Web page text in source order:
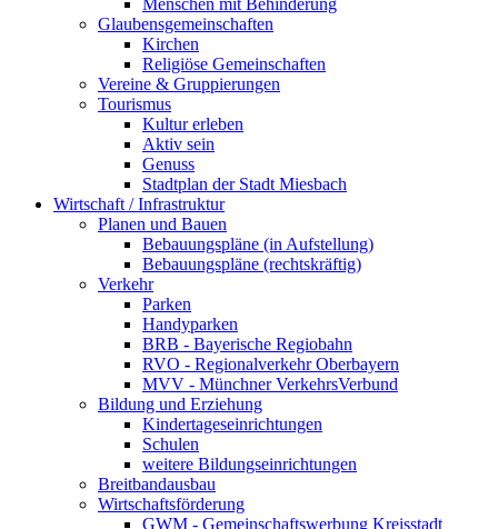
Menschen mit Behinderung
Glaubensgemeinschaften
Kirchen
Religiöse Gemeinschaften
Vereine & Gruppierungen
Tourismus
Kultur erleben
Aktiv sein
Genuss
Stadtplan der Stadt Miesbach
Wirtschaft / Infrastruktur
Planen und Bauen
Bebauungspläne (in Aufstellung)
Bebauungspläne (rechtskräftig)
Verkehr
Parken
Handyparken
BRB - Bayerische Regiobahn
RVO - Regionalverkehr Oberbayern
MVV - Münchner VerkehrsVerbund
Bildung und Erziehung
Kindertageseinrichtungen
Schulen
weitere Bildungseinrichtungen
Breitbandausbau
Wirtschaftsförderung
GWM - Gemeinschaftswerbung Kreisstadt